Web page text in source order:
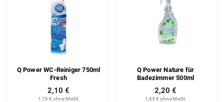
Q Power WC-Reiniger 750ml
Fresh
1,76 € ohne MwSt.
2,10 €
Q Power Nature für
Badezimmer 500ml
1,85 € ohne MwSt.
2,20 €